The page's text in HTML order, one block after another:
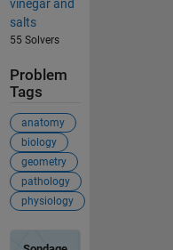
vinegar and
salts
55 Solvers
Problem
Tags
anatomy
biology
geometry
pathology
physiology